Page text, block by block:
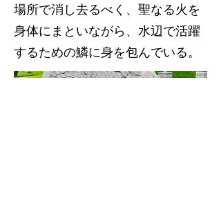
場所で消し去るべく、聖なる火を
身体にまといながら、水辺で活躍
するための鱗に身を包んでいる。